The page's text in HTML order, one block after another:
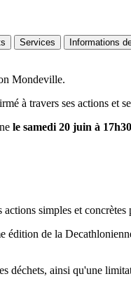
Services Informations
Mondeville.
à travers ses actions et
le samedi 20 juin à
simples et concrètes
édition de la
déchets, ainsi qu'une